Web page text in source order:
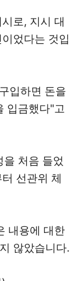
로, 지시 대
었다는 것입
입하면 돈을
입금했다"고
을 처음 들었
선관위 체
내용에 대한
않았습니다.